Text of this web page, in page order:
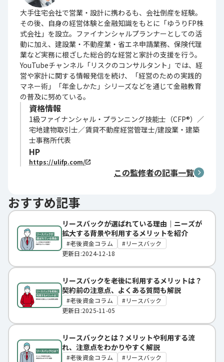
大手住宅会社で営業・設計に携わるも、会社倒産を経験。
その後、自身の経営体験と金融知識をもとに「ゆうりFP株
式会社」を設立。ファイナンシャルプランナーとしての活
動に加え、建設業・不動産業・省エネ申請業務、保険代理
業など実務に根ざした総合的な経営と家計の支援を行う。
YouTubeチャンネル「リスクのコンサルタント」では、経
営や家計に関する情報発信を続け、「経営のための実践的
マネー術」「年金しかた」シリーズなどを通じて金融教育
の普及に努めている。
資格情報
1級ファイナンシャル・プランニング技能士（CFP®）／
宅地建物取引士／賃貸不動産経営管理士/建設業・建築
士事務所代表
HP
https://ulifp.com/
この監修者の記事一覧
おすすめ記事
リースバックが選ばれている理由｜ニーズが
拡大する背景や利用するメリットを紹介
老後資金コラム
リースバック
更新日:2024-12-18
リースバックを老後に利用するメリットは？
契約前の注意点、よくある質問も解説
老後資金コラム
リースバック
更新日:2025-11-05
リースバックとは？メリットや利用する流
れ、注意点をわかりやすく解説
老後資金コラム
リースバック